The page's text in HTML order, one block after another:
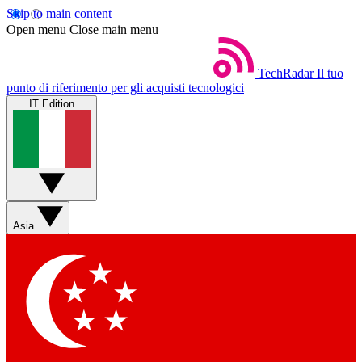
Skip to main content
Open menu Close main menu
TechRadar Il tuo
punto di riferimento per gli acquisti tecnologici
IT Edition
Asia